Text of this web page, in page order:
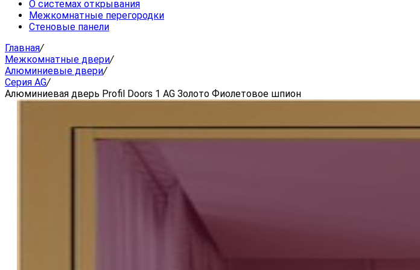
О системах открывания
Межкомнатные перегородки
Стеновые панели
Главная/
Межкомнатные двери/
Алюминиевые двери/
Серия AG/
Алюминиевая дверь Profil Doors 1 AG Золото Фиолетовое шпион